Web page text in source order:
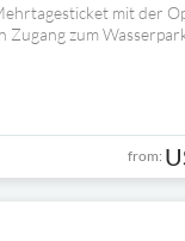
mit der
Zugang zum
from: